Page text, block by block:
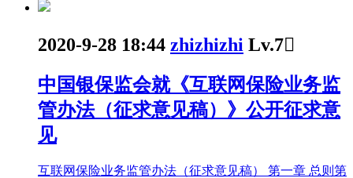
2020-9-28 18:44 zhizhizhi Lv.7
中国银保监会就《互联网保险业务监
管办法（征求意见稿）》公开征求意
见
互联网保险业务监管办法（征求意见稿） 第一章 总则第